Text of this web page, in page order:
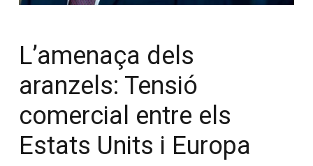
L’amenaça dels
aranzels: Tensió
comercial entre els
Estats Units i Europa